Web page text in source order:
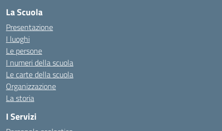
La Scuola
Presentazione
I luoghi
Le persone
I numeri della scuola
Le carte della scuola
Organizzazione
La storia
I Servizi